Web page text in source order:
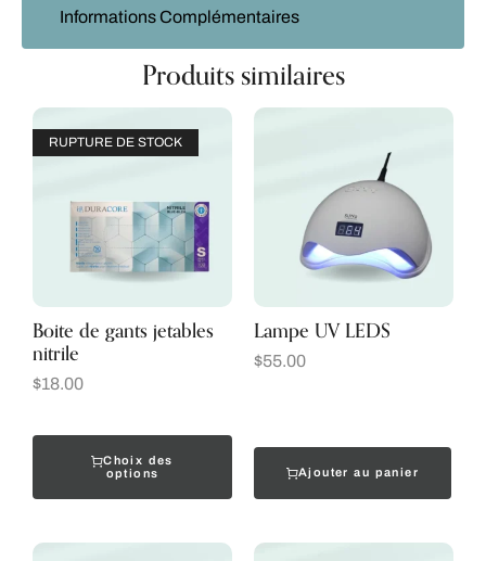
Informations Complémentaires
Produits similaires
RUPTURE DE STOCK
Boite de gants jetables
nitrile
$18.00
Choix des
options
Lampe UV LEDS
$55.00
Ajouter au panier